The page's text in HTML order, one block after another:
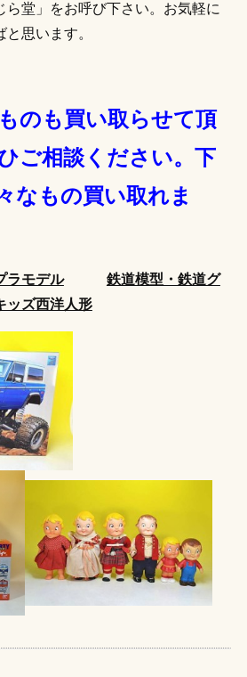
ら堂」をお呼び下さい。お気軽に
思います。
のも買い取らせて頂
ご相談ください。下
なもの買い取れま
ラモデル
鉄道模型・鉄道グ
ッズ西洋人形